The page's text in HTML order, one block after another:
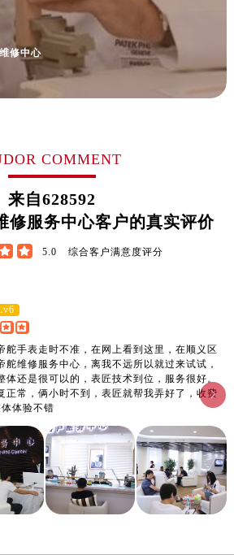
修中心
COMMENT
来自628592
修服务中心客户的真实评价
  5.0 综合客户满意度评分
舵手表走时不准，在网上看到这里，在顺义区
舵维修服务中心，离我不远所以就过来试试，
体还是很可以的，表匠技术到位，服务很好。
正常，俩小时不到，表匠就帮我弄好了，收费
体验不错
